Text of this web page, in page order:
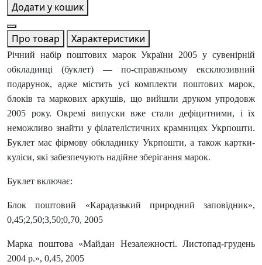
Додати у кошик
Про товар Характеристики
Річний набір поштових марок України 2005 у сувенірній
обкладинці (буклет) — по-справжньому ексклюзивний
подарунок, адже містить усі комплекти поштових марок,
блоків та маркових аркушів, що вийшли друком упродовж
2005 року. Окремі випуски вже стали дефіцитними, і їх
неможливо знайти у філателістичних крамницях Укрпошти.
Буклет має фірмову обкладинку Укрпошти, а також картки-
куліси, які забезпечують надійне зберігання марок.
Буклет включає:
Блок поштовий «Карадазький природний заповідник»,
0,45;2,50;3,50;0,70, 2005
Марка поштова «Майдан Незалежності. Листопад-грудень
2004 р.», 0,45, 2005